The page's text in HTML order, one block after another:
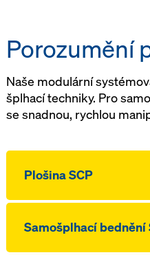
Porozumění
Naše modulární
šplhací techniky. Pro
se snadnou, rychlou
Plošina SCP
Samošplhací bednění